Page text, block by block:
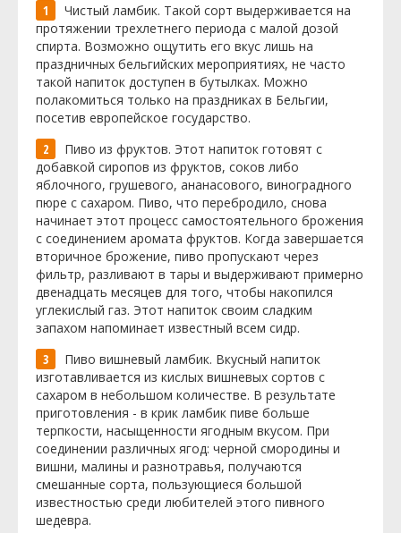
Чистый ламбик. Такой сорт выдерживается на
протяжении трехлетнего периода с малой дозой
спирта. Возможно ощутить его вкус лишь на
праздничных бельгийских мероприятиях, не часто
такой напиток доступен в бутылках. Можно
полакомиться только на праздниках в Бельгии,
посетив европейское государство.
Пиво из фруктов. Этот напиток готовят с
добавкой сиропов из фруктов, соков либо
яблочного, грушевого, ананасового, виноградного
пюре с сахаром. Пиво, что перебродило, снова
начинает этот процесс самостоятельного брожения
с соединением аромата фруктов. Когда завершается
вторичное брожение, пиво пропускают через
фильтр, разливают в тары и выдерживают примерно
двенадцать месяцев для того, чтобы накопился
углекислый газ. Этот напиток своим сладким
запахом напоминает известный всем сидр.
Пиво вишневый ламбик. Вкусный напиток
изготавливается из кислых вишневых сортов с
сахаром в небольшом количестве. В результате
приготовления - в крик ламбик пиве больше
терпкости, насыщенности ягодным вкусом. При
соединении различных ягод: черной смородины и
вишни, малины и разнотравья, получаются
смешанные сорта, пользующиеся большой
известностью среди любителей этого пивного
шедевра.